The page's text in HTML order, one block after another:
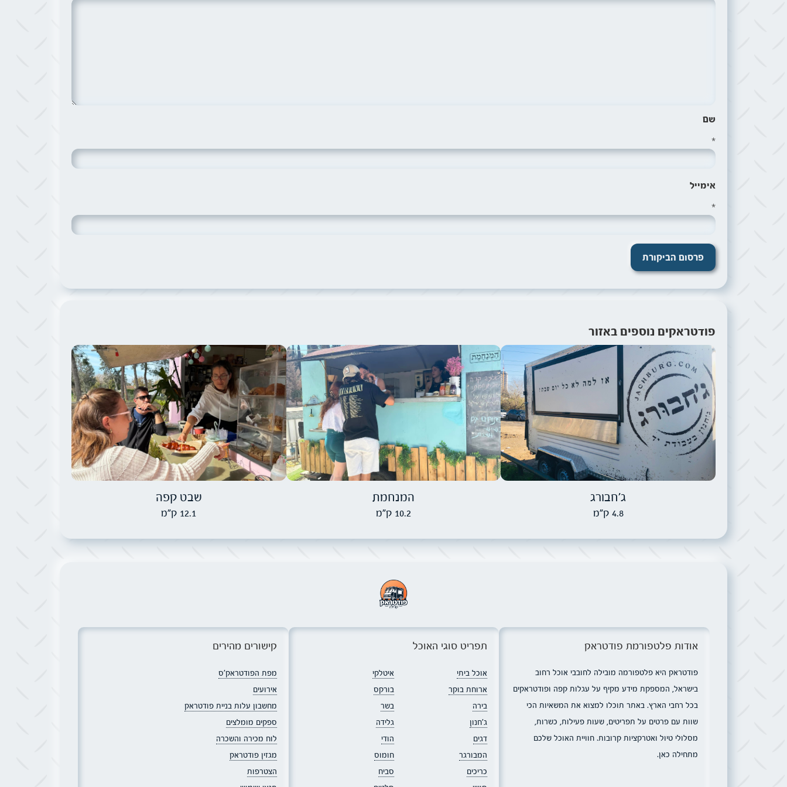
שם
*
אימייל
*
פודטראקים נוספים באזור
תמונה של ג׳חבורג
ג׳חבורג
4.8 ק"מ
תמונה של המנחמת
המנחמת
10.2 ק"מ
תמונה של שבט קפה
שבט קפה
12.1 ק"מ
אודות פלטפורמת פודטראק
פודטראק היא פלטפורמה מובילה לחובבי אוכל רחוב
בישראל, המספקת מידע מקיף על עגלות קפה ופודטראקים
בכל רחבי הארץ. באתר תוכלו למצוא את המשאיות הכי
שוות עם פרטים על תפריטים, שעות פעילות, כשרות,
מסלולי טיול ואטרקציות קרובות. חוויית האוכל שלכם
מתחילה כאן.
תפריט סוגי האוכל
אוכל ביתי
איטלקי
ארוחת בוקר
בורקס
בירה
בשר
ג׳חנון
גלידה
דגים
הודי
המבורגר
חומוס
כריכים
סביח
קישורים מהירים
מפת הפודטראק׳ס
אירועים
מחשבון עלות בניית פודטראק
ספקים מומלצים
לוח מכירה והשכרה
מגזין פודטראק
הצטרפות